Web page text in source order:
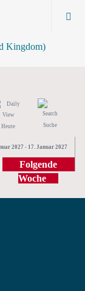
Heute Suche
2027 - 17. Januar 2027
Folgende
Woche